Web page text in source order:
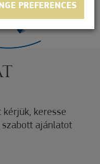
keresse
szabott ajánlatot
PREFERENCES